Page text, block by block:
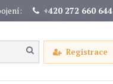
+420 272 660 644
Registrace